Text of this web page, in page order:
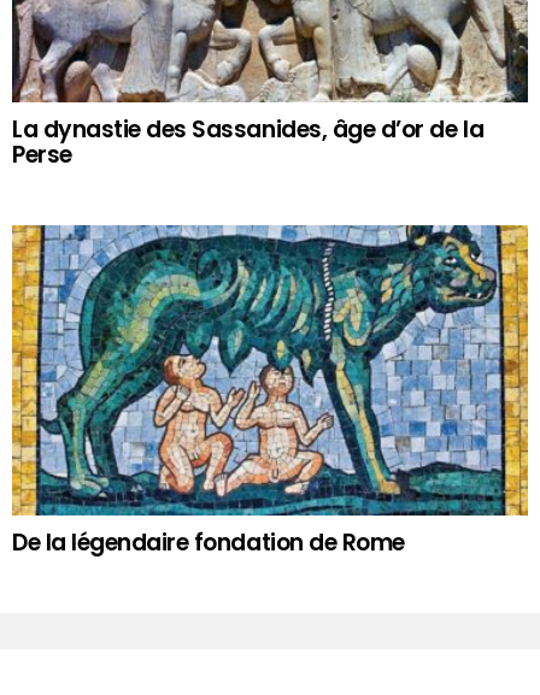
La dynastie des Sassanides, âge d’or de la
Perse
De la légendaire fondation de Rome